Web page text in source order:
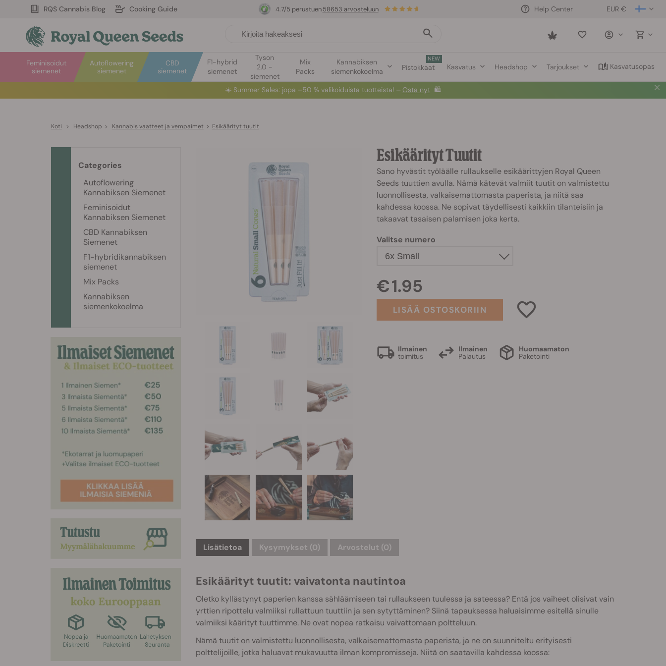
RQS Cannabis Blog Cooking Guide EUR €
Help Center
Saved
Autoflowering
siemenet
Feminisoidut
siemenet
CBD
siemenet
F1-hybrid
siemenet
Tyson
2.0 -
siemenet
Mix
Packs
Kannabiksen
siemenkokoelma
NEW
Pistokkaat Kasvatus Headshop Tarjoukset Kasvatusopas
4.7/5 perustuen 58653 arvosteluun
☀️ Summer Sales: jopa –50 % valikoiduista tuotteista! ⏤ Osta nyt 🛍️
Koti > Headshop > Kannabis vaatteet ja vempaimet > Esikäärityt tuutit
Esikäärityt Tuutit
Sano hyvästit työläälle rullaukselle esikäärittyjen Royal Queen
Seeds tuuttien avulla. Nämä kätevät valmiit tuutit on valmistettu
luonnollisesta, valkaisemattomasta paperista, ja niitä saa
kahdessa koossa. Ne sopivat täydellisesti kaikkiin tilanteisiin ja
takaavat tasaisen palamisen joka kerta.
Valitse numero
6x Small
€ 1.95
LISÄÄ OSTOSKORIIN
Ilmainen
toimitus
Ilmainen
Palautus
Huomaamaton
Paketointi
Lisätietoa Kysymykset (0) Arvostelut (0)
Esikäärityt tuutit: vaivatonta nautintoa
Oletko kyllästynyt paperien kanssa sähläämiseen tai rullaukseen tuulessa ja sateessa? Entä jos vaiheet olisivat vain
yrttien ripottelu valmiiksi rullattuun tuuttiin ja sen sytyttäminen? Siinä tapauksessa haluaisimme esitellä sinulle
valmiiksi käärityt tuuttimme. Ne ovat nopea ratkaisu vaivattomaan poltteluun.
Nämä tuutit on valmistettu luonnollisesta, valkaisemattomasta paperista, ja ne on suunniteltu erityisesti
polttelijoille, jotka haluavat mukavuutta ilman kompromisseja. Niitä on saatavilla kahdessa koossa:
Categories
Autoflowering
Kannabiksen Siemenet
Feminisoidut
Kannabiksen Siemenet
CBD Kannabiksen
Siemenet
F1-hybridikannabiksen
siemenet
Mix Packs
Kannabiksen
siemenkokoelma